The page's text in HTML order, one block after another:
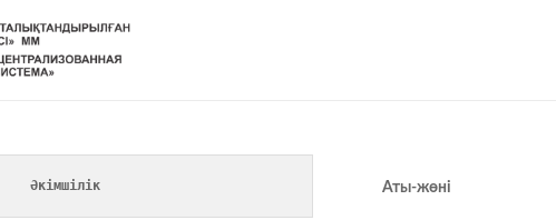
Әкімшілік Аты-жөні